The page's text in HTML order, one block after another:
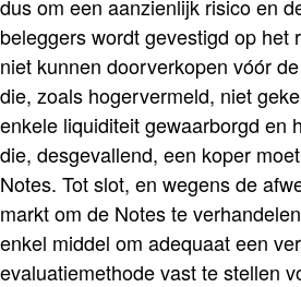
dus om een aanzienlijk risico en
beleggers wordt gevestigd op het
niet kunnen doorverkopen vóór
die, zoals hogervermeld, niet
enkele liquiditeit gewaarborgd en
die, desgevallend, een koper
Notes. Tot slot, en wegens de
markt om de Notes te
enkel middel om adequaat een
evaluatiemethode vast te stellen